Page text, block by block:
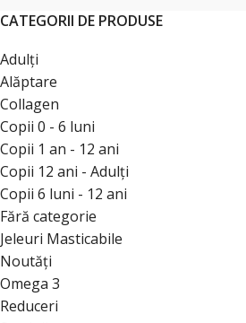
CATEGORII DE PRODUSE
Adulți
Alăptare
Collagen
Copii 0 - 6 luni
Copii 1 an - 12 ani
Copii 12 ani - Adulți
Copii 6 luni - 12 ani
Fără categorie
Jeleuri Masticabile
Noutăți
Omega 3
Reduceri